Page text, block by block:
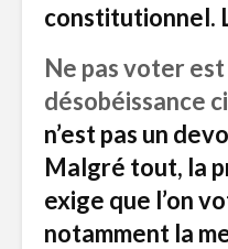
constitutionnel.
Ne pas voter
désobéissance
n’est pas un
Malgré tout, la
exige que l’on
notamment la